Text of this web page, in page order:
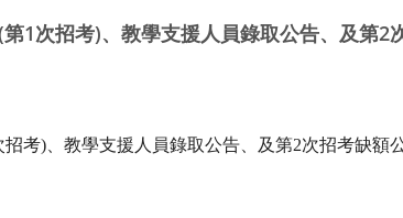
1次招考)、教學支援人員錄取公告、及第2
招考) 、教學支援人員錄取公告、及第2次招考缺額